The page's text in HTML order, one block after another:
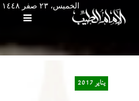
الخميس، ٢٣ صفر ١٤٤٨ هـ - ٦ أغسطس ۲۰۲٦ م
يناير 2017